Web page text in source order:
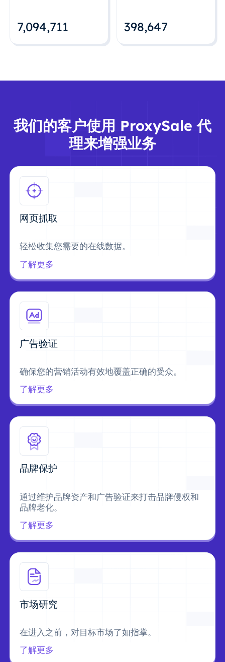
7,094,712 398,648
我们的客户使用 ProxySale 代
理来增强业务
网页抓取
轻松收集您需要的在线数据。
了解更多
广告验证
确保您的营销活动有效地覆盖正确的受众。
了解更多
品牌保护
通过维护品牌资产和广告验证来打击品牌侵权和
品牌老化。
了解更多
市场研究
在进入之前，对目标市场了如指掌。
了解更多